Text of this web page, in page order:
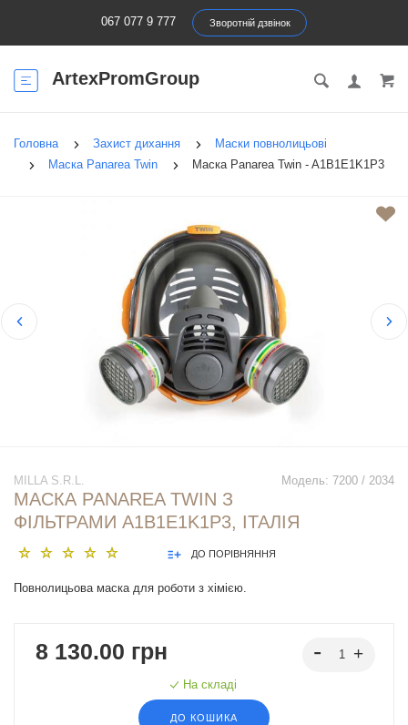
067 077 9 777 Зворотній дзвінок
ArtexPromGroup
Головна Захист дихання
Маски повнолицьові
Маска Panarea Twin
Маска Panarea Twin - A1B1E1K1P3
Модель: 7200 / 2034
MILLA S.R.L.
МАСКА PANAREA TWIN З
ФІЛЬТРАМИ A1B1E1K1P3, ІТАЛІЯ
ДО ПОРІВНЯННЯ
Повнолицьова маска для роботи з хімією.
8 130.00 грн
На складі
ДО КОШИКА